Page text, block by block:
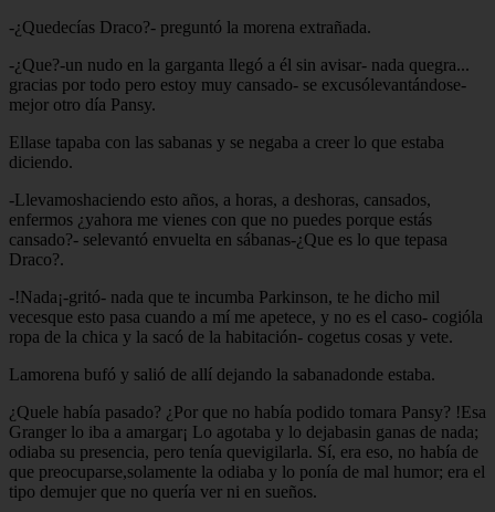
-¿Quedecías Draco?- preguntó la morena extrañada.
-¿Que?-un nudo en la garganta llegó a él sin avisar- nada quegra...
gracias por todo pero estoy muy cansado- se excusólevantándose-
mejor otro día Pansy.
Ellase tapaba con las sabanas y se negaba a creer lo que estaba
diciendo.
-Llevamoshaciendo esto años, a horas, a deshoras, cansados,
enfermos ¿yahora me vienes con que no puedes porque estás
cansado?- selevantó envuelta en sábanas-¿Que es lo que tepasa
Draco?.
-!Nada¡-gritó- nada que te incumba Parkinson, te he dicho mil
vecesque esto pasa cuando a mí me apetece, y no es el caso- cogióla
ropa de la chica y la sacó de la habitación- cogetus cosas y vete.
Lamorena bufó y salió de allí dejando la sabanadonde estaba.
¿Quele había pasado? ¿Por que no había podido tomara Pansy? !Esa
Granger lo iba a amargar¡ Lo agotaba y lo dejabasin ganas de nada;
odiaba su presencia, pero tenía quevigilarla. Sí, era eso, no había de
que preocuparse,solamente la odiaba y lo ponía de mal humor; era el
tipo demujer que no quería ver ni en sueños.